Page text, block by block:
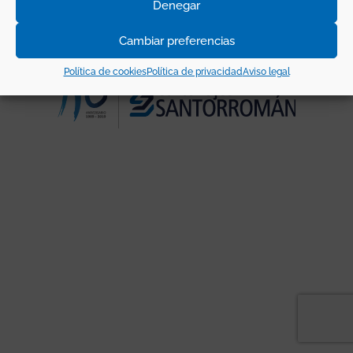
Denegar
Cambiar preferencias
Política de cookiesPolítica de privacidadAviso legal